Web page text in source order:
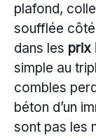
plafond,
soufflée
dans les prix
simple au
combles
béton d’un
sont pas les